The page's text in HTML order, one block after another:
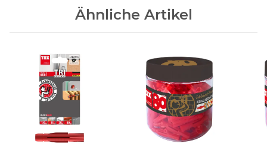
Ähnliche Artikel